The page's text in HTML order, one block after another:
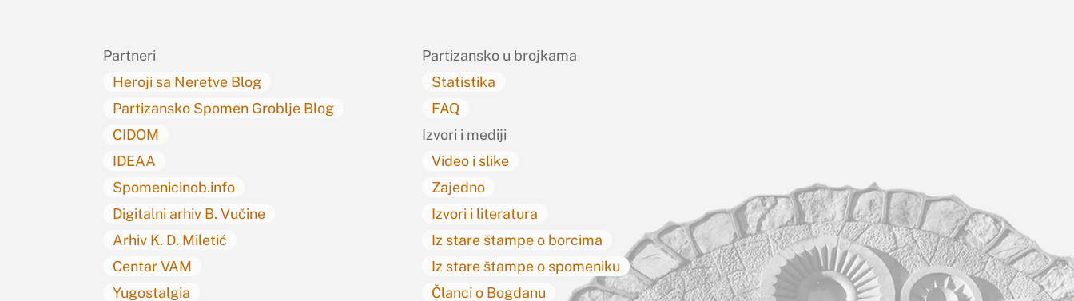
Partneri
Heroji sa Neretve Blog
Partizansko Spomen Groblje Blog
CIDOM
IDEAA
Spomenicinob.info
Digitalni arhiv B. Vučine
Arhiv K. D. Miletić
Centar VAM
Yugostalgia
Partizansko u brojkama
Statistika
FAQ
Izvori i mediji
Video i slike
Zajedno
Izvori i literatura
Iz stare štampe o borcima
Iz stare štampe o spomeniku
Članci o Bogdanu